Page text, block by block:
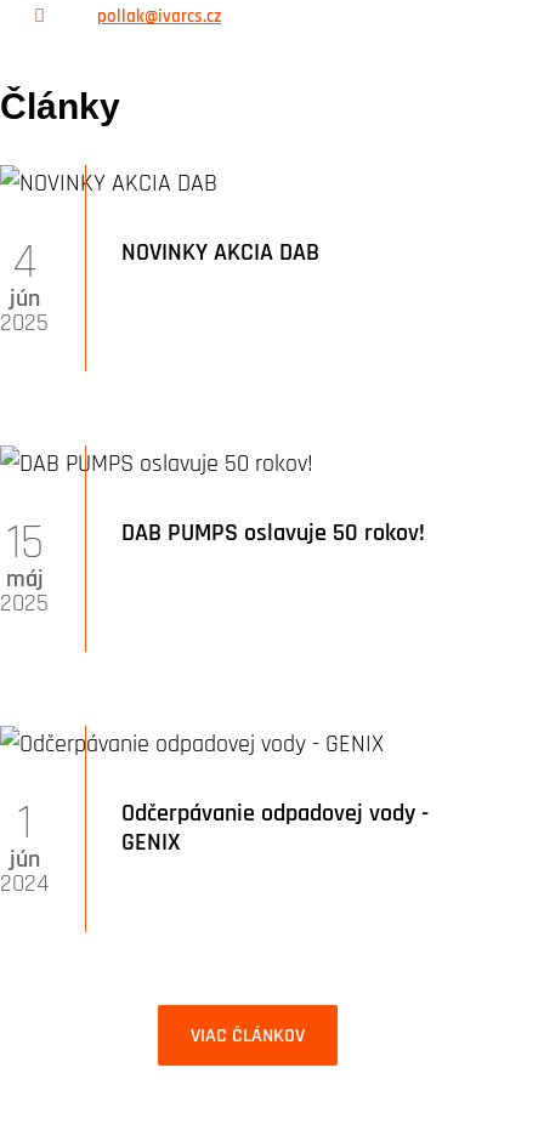
pollak@ivarcs.cz
Články
NOVINKY AKCIA DAB
4
jún
2025
DAB PUMPS oslavuje 50 rokov!
15
máj
2025
Odčerpávanie odpadovej vody -
GENIX
1
jún
2024
VIAC ČLÁNKOV